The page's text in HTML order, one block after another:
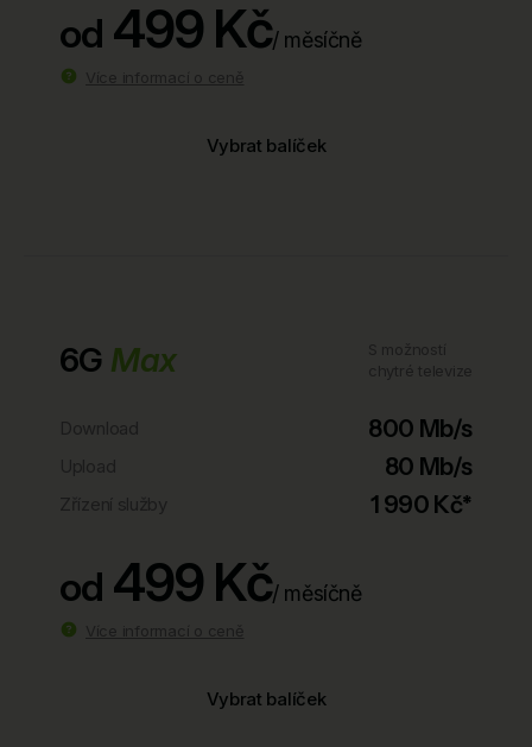
od 499 Kč/ měsíčně
Vybrat balíček
6G Max
800 Mb/s
80 Mb/s
1 990 Kč*
od 499 Kč/ měsíčně
Vybrat balíček